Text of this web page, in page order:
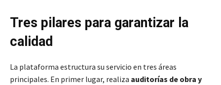
Tres pilares para garantizar la
calidad
La plataforma estructura su servicio en tres áreas
principales. En primer lugar, realiza auditorías de obra y